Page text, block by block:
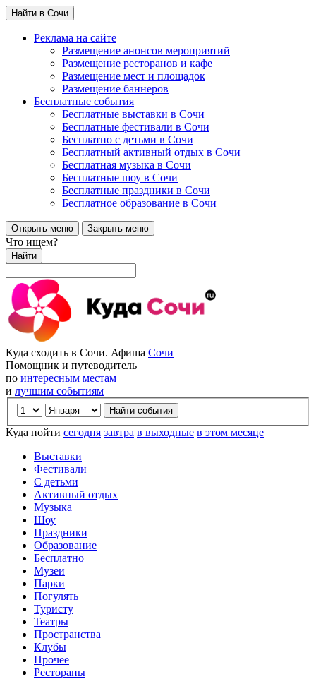
Найти в Сочи
Реклама на сайте
Размещение анонсов мероприятий
Размещение ресторанов и кафе
Размещение мест и площадок
Размещение баннеров
Бесплатные события
Бесплатные выставки в Сочи
Бесплатные фестивали в Сочи
Бесплатно с детьми в Сочи
Бесплатный активный отдых в Сочи
Бесплатная музыка в Сочи
Бесплатные шоу в Сочи
Бесплатные праздники в Сочи
Бесплатное образование в Сочи
Открыть меню Закрыть меню
Что ищем?
Найти
Куда сходить в Сочи. Афиша Сочи
Помощник и путеводитель
по интересным местам
и лучшим событиям
Куда пойти сегодня завтра в выходные в этом месяце
Выставки
Фестивали
С детьми
Активный отдых
Музыка
Шоу
Праздники
Образование
Бесплатно
Музеи
Парки
Погулять
Туристу
Театры
Пространства
Клубы
Прочее
Рестораны